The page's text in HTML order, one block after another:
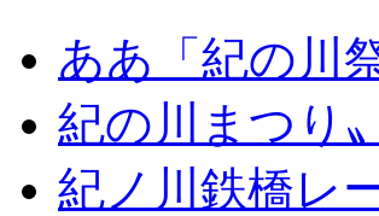
ああ「紀の川
紀の川まつり
紀ノ川鉄橋レ